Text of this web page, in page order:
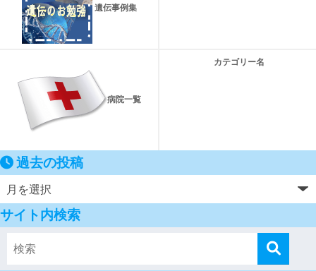
遺伝事例集
病院一覧
カテゴリー名
過去の投稿
サイト内検索